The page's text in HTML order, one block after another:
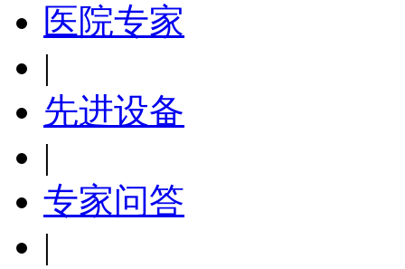
医院专家
|
先进设备
|
专家问答
|